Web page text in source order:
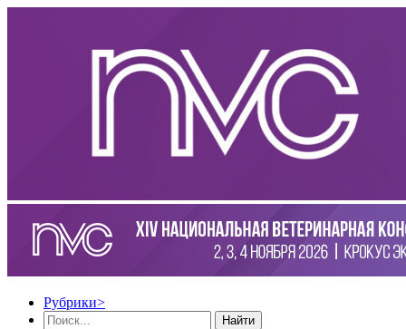
Рубрики>
Найти